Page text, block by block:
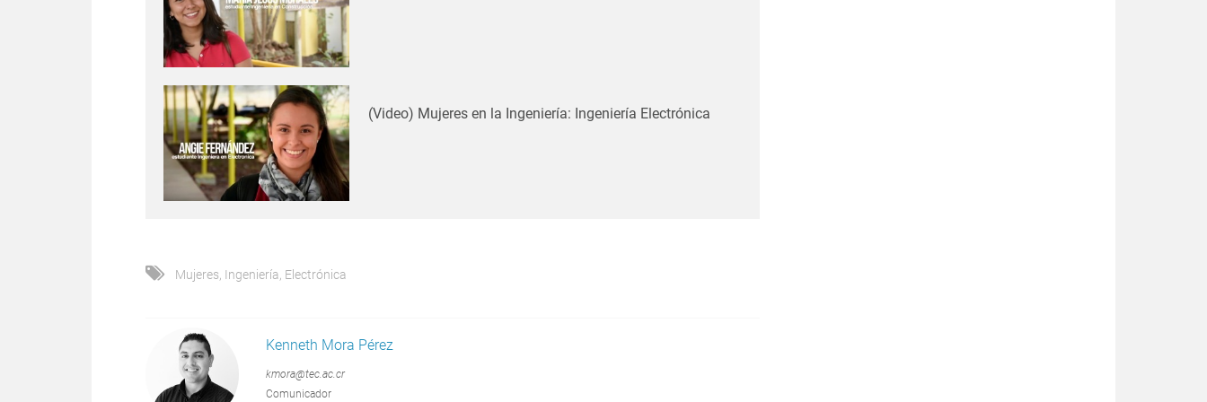
(Video) Mujeres en la Ingeniería: Ingeniería Electrónica
Mujeres, Ingeniería, Electrónica
Kenneth Mora Pérez
kmora@tec.ac.cr
Comunicador